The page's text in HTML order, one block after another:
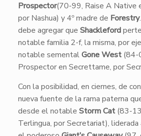
Prospector(70-99, Raise A Native
por Nashua) y 4º madre de Forestry
debe agregar que Shackleford
notable familia 2-f, la misma, por
notable sementalGone West(84-
Prospector en Secrettame, por
Con la posibilidad, en ciernes, de
nueva fuente de la rama paterna
desde el notable Storm Cat(83-
Terlingua, por Secretariat),